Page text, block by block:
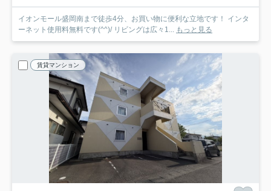
イオンモール盛岡南まで徒歩4分、お買い物に便利な立地です！ インタ
ーネット使用料無料です(^^)/ リビングは広々1... もっと見る
賃貸マンション